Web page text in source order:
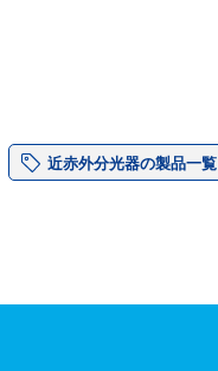
近赤外分光器の製品一覧